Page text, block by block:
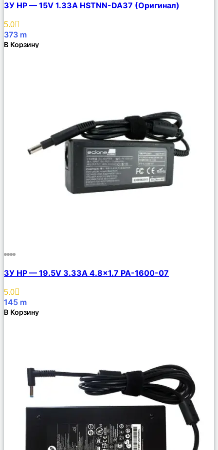
Описание
Избранное
ЗУ HP — 15V 1.33A HSTNN-DA37 (Оригинал)
5.0
373 m
В Корзину
Описание
Избранное
ЗУ HP — 19.5V 3.33A 4.8×1.7 PA-1600-07
5.0
145 m
В Корзину